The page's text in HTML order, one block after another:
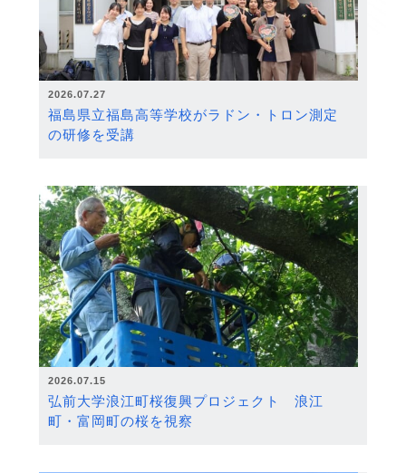
2026.07.27
福島県立福島高等学校がラドン・トロン測定
の研修を受講
2026.07.15
弘前大学浪江町桜復興プロジェクト 浪江
町・富岡町の桜を視察